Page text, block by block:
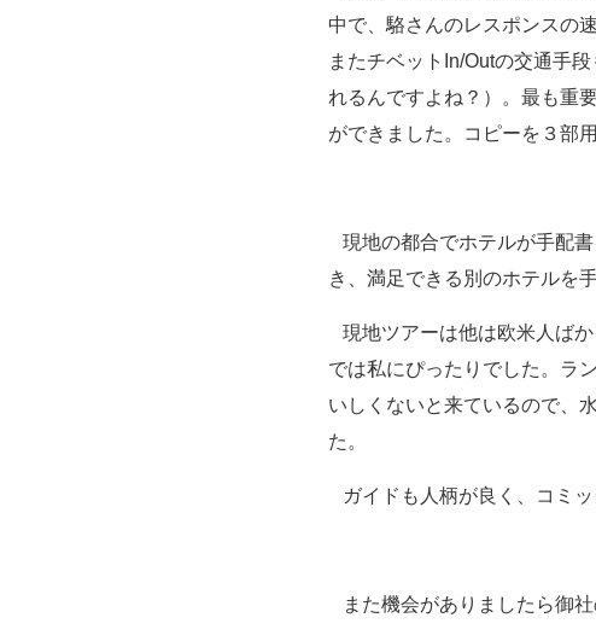
中で、駱さんのレスポンスの
またチベットIn/Outの交通手
れるんですよね？）。最も重
ができました。コピーを３部
現地の都合でホテルが手配
き、満足できる別のホテルを
現地ツアーは他は欧米人ば
では私にぴったりでした。ラ
いしくないと来ているので、
た。
ガイドも人柄が良く、コミ
また機会がありましたら御社